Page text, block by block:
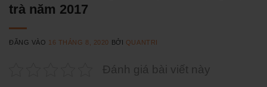
trà năm 2017
ĐĂNG VÀO 16 THÁNG 8, 2020 BỞI QUANTRI
Đánh giá bài viết này